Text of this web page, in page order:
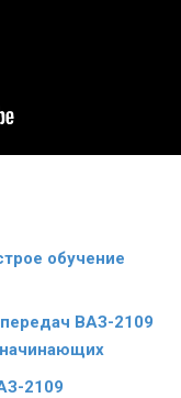
обучение
ВАЗ-2109
2109